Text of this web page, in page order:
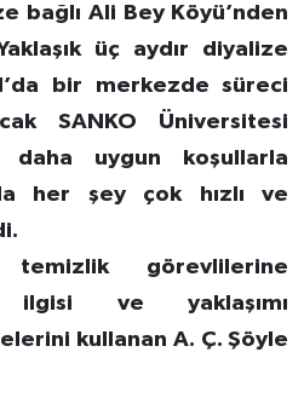
bağlı Ali Bey Köyü’nden
üç aydır diyalize
bir merkezde süreci
SANKO Üniversitesi
daha uygun koşullarla
her şey çok hızlı ve
temizlik görevlilerine
ilgisi ve yaklaşımı
kullanan A. Ç. Şöyle